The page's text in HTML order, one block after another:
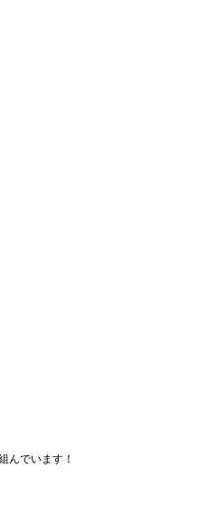
んでいます！